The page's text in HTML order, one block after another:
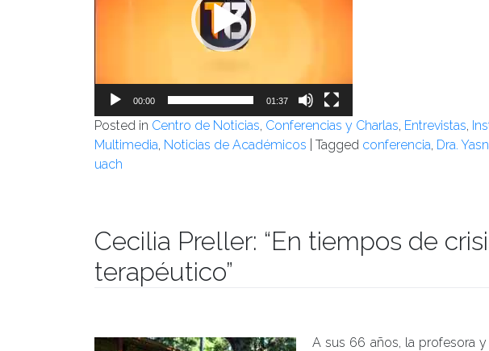
00:00 01:37
Posted in Centro de Noticias, Conferencias y Charlas, Entrevistas,
Multimedia, Noticias de Académicos Tagged conferencia, Dra.
uach
Cecilia Preller: “En tiempos de
terapéutico”
A sus 66 años, la profesora y